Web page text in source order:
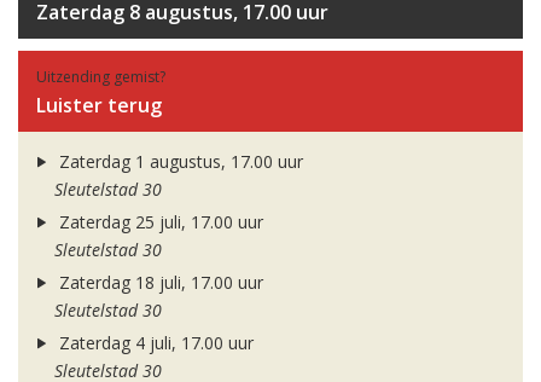
Zaterdag 8 augustus, 17.00 uur
Uitzending gemist?
Luister terug
Zaterdag 1 augustus, 17.00 uur
Sleutelstad 30
Zaterdag 25 juli, 17.00 uur
Sleutelstad 30
Zaterdag 18 juli, 17.00 uur
Sleutelstad 30
Zaterdag 4 juli, 17.00 uur
Sleutelstad 30